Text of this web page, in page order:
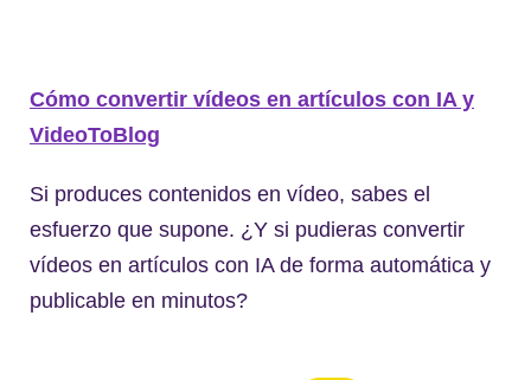
Cómo convertir vídeos en artículos con IA y
VideoToBlog
Si produces contenidos en vídeo, sabes el
esfuerzo que supone. ¿Y si pudieras convertir
vídeos en artículos con IA de forma automática y
publicable en minutos?